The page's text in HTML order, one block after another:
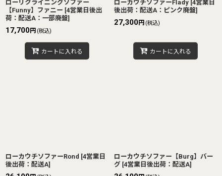
ローリクライニングソファー
【Funny】ファニー [4営業日後出
荷：配送A：一部廃盤]
17,700円 (税込)
カートに入れる
ローカウチソファーFlady [4営業日
後出荷：配送A：ピンク廃盤]
27,300円 (税込)
カートに入れる
ローカウチソファーRond [4営業日
後出荷：配送A]
ローカウチソファー【Burg】バー
グ [4営業日後出荷：配送A]